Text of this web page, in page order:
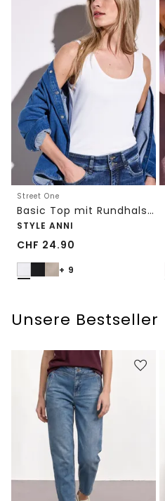
Street One
Basic Top mit Rundhals in Unifarbe
STYLE ANNI
CHF 24.90
+ 9
Unsere Bestseller